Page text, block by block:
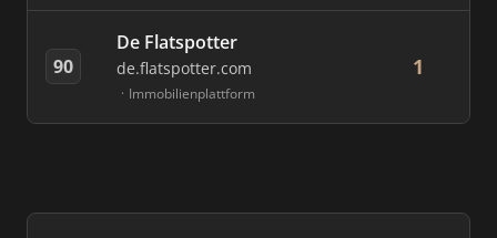
90
De Flatspotter
de.flatspotter.com
Immobilienplattform
1